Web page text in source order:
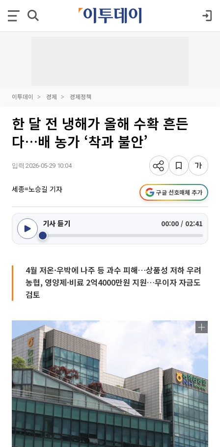
이투데이 경제 경제정책
한 달 전 냉해가 올해 수확 흔든
다…배 농가 ‘착과 불안’
입력 2026-05-29 10:04
세종=노승길 기자 구글 선호매체 추가
기사 듣기 00:00 / 02:41
4월 저온·우박에 나주 등 과수 피해…상품성 저하 우려
농협, 영양제·비료 2억4000만원 지원…무이자 자금도
검토